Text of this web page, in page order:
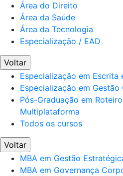
Área do Direito
Área da Saúde
Área da Tecnologia
Especialização / EAD
Voltar
Especialização em Escrita
Especialização em Gestão
Pós-Graduação em
Multiplataforma
Todos os cursos
Voltar
MBA em Gestão
MBA em Governança